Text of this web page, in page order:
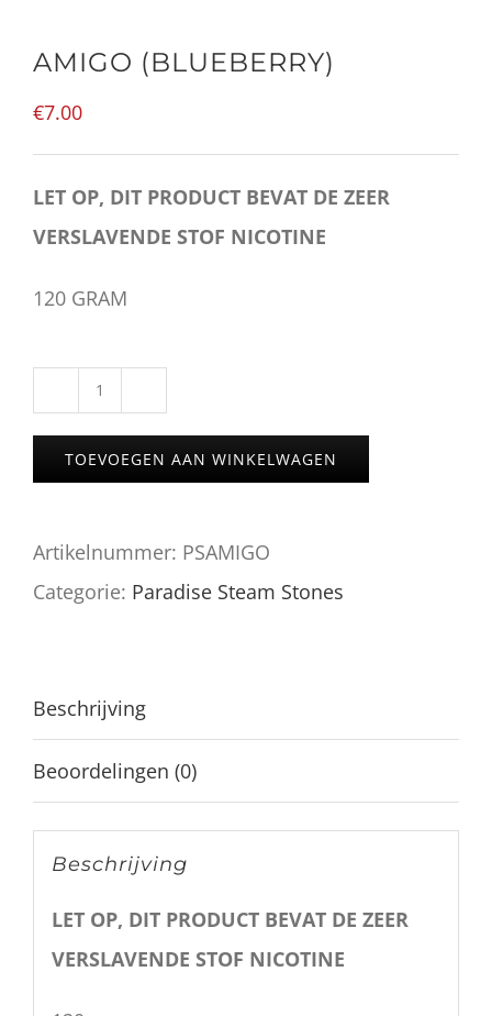
AMIGO (BLUEBERRY)
€7.00
LET OP, DIT PRODUCT BEVAT DE ZEER
VERSLAVENDE STOF NICOTINE
120 GRAM
AMIGO
(BLUEBERRY)
aantal
TOEVOEGEN AAN WINKELWAGEN
Artikelnummer: PSAMIGO
Categorie: Paradise Steam Stones
Beschrijving
Beoordelingen (0)
Beschrijving
LET OP, DIT PRODUCT BEVAT DE ZEER
VERSLAVENDE STOF NICOTINE